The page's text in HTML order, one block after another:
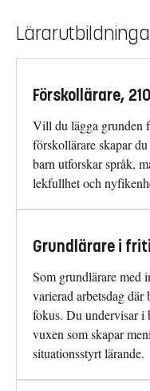
Förskollärare,
Vill du lägga grunden
förskollärare skapar
barn utforskar språk,
lekfullhet och
Grundlärare i
Som grundlärare med
varierad arbetsdag där
fokus. Du undervisar
vuxen som skapar
situationsstyrt lärande.